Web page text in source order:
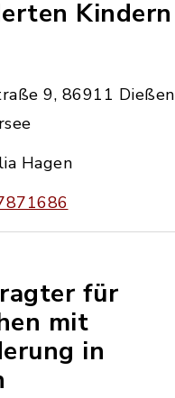
Kindern
9, 86911 Dießen
Hagen
für
mit
in